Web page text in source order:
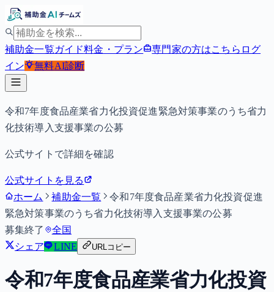
補助金一覧ガイド料金・プラン 専門家の方はこちら ログ
イン
無料AI診断
令和7年度食品産業省力化投資促進緊急対策事業のうち省力
化技術導入支援事業の公募
公式サイトで詳細を確認
公式サイトを見る
ホーム
補助金一覧
令和7年度食品産業省力化投資促進
緊急対策事業のうち省力化技術導入支援事業の公募
募集終了
全国
シェア
LINE URLコピー
令和7年度食品産業省力化投資